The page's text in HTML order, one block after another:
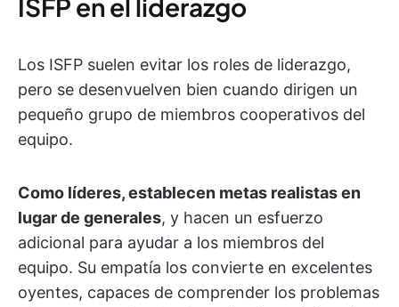
ISFP en el liderazgo
Los ISFP suelen evitar los roles de liderazgo,
pero se desenvuelven bien cuando dirigen un
pequeño grupo de miembros cooperativos del
equipo.
Como líderes, establecen metas realistas en
lugar de generales, y hacen un esfuerzo
adicional para ayudar a los miembros del
equipo. Su empatía los convierte en excelentes
oyentes, capaces de comprender los problemas